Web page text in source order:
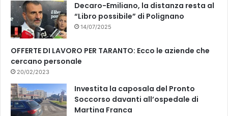
Decaro-Emiliano, la distanza resta al
“Libro possibile” di Polignano
14/07/2025
OFFERTE DI LAVORO PER TARANTO: Ecco le aziende che
cercano personale
20/02/2023
Investita la caposala del Pronto
Soccorso davanti all’ospedale di
Martina Franca